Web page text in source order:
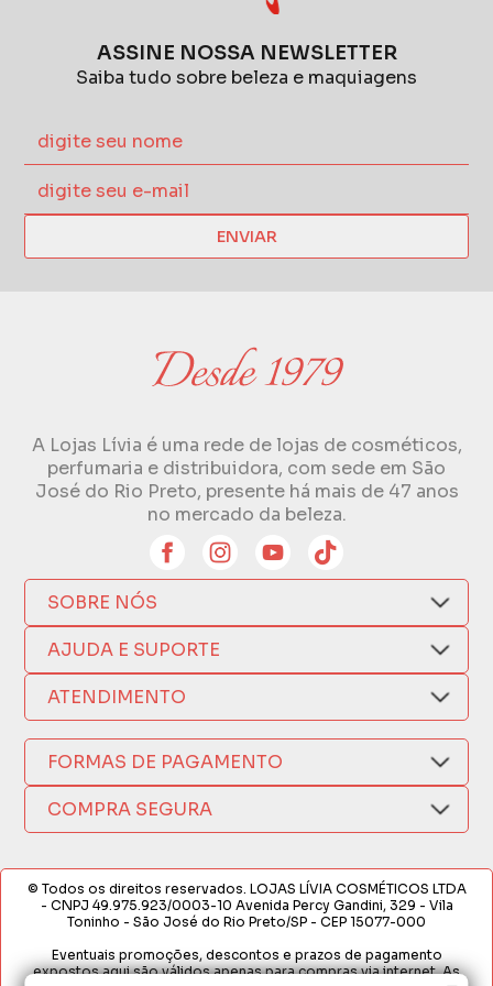
ASSINE NOSSA NEWSLETTER
Saiba tudo sobre beleza e maquiagens
ENVIAR
A Lojas Lívia é uma rede de lojas de cosméticos,
perfumaria e distribuidora, com sede em São
José do Rio Preto, presente há mais de 47 anos
no mercado da beleza.
SOBRE NÓS
Quem Somos
Compra Segura
Como Comprar
Nossas Lojas
Política de Privacidade
AJUDA E SUPORTE
Nosso Aplicativo
Trocas e Devoluções
Formas de Pagamento
Fretes e Entregas
Fabricantes
Termos de Compra e Venda
ATENDIMENTO
(17) 3209-9595
sacweb@lojaslivia.com.br
FORMAS DE PAGAMENTO
COMPRA SEGURA
© Todos os direitos reservados. LOJAS LÍVIA COSMÉTICOS LTDA
- CNPJ 49.975.923/0003-10 Avenida Percy Gandini, 329 - Vila
Toninho - São José do Rio Preto/SP - CEP 15077-000
Eventuais promoções, descontos e prazos de pagamento
expostos aqui são válidos apenas para compras via internet. As